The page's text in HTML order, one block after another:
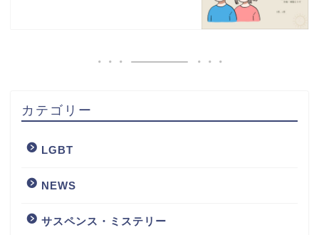
カテゴリー
LGBT
NEWS
サスペンス・ミステリー